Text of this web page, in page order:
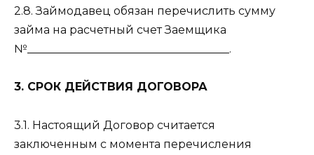
2.8. Займодавец обязан перечислить сумму
займа на расчетный счет Заемщика
№____________________________________.
3. СРОК ДЕЙСТВИЯ ДОГОВОРА
3.1. Настоящий Договор считается
заключенным с момента перечисления